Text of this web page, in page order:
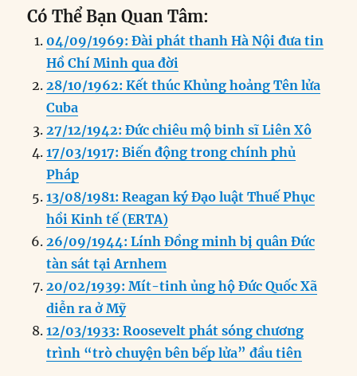
c
e
b
o
o
k
k
e
d
n
ai
l
ss
e
n
er
at
s
A
p
e
g
r
m
n
t
a
re
Có Thể Bạn Quan Tâm:
04/09/1969: Đài phát thanh Hà Nội đưa tin
Hồ Chí Minh qua đời
28/10/1962: Kết thúc Khủng hoảng Tên lửa
Cuba
27/12/1942: Đức chiêu mộ binh sĩ Liên Xô
17/03/1917: Biến động trong chính phủ
Pháp
13/08/1981: Reagan ký Đạo luật Thuế Phục
hồi Kinh tế (ERTA)
26/09/1944: Lính Đồng minh bị quân Đức
tàn sát tại Arnhem
20/02/1939: Mít-tinh ủng hộ Đức Quốc Xã
diễn ra ở Mỹ
12/03/1933: Roosevelt phát sóng chương
trình “trò chuyện bên bếp lửa” đầu tiên